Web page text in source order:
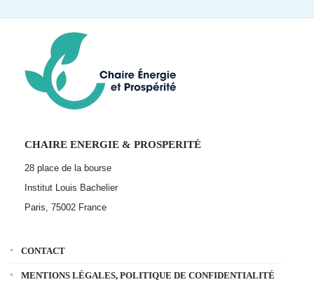
CHAIRE ENERGIE & PROSPERITÉ
28 place de la bourse
Institut Louis Bachelier
Paris, 75002 France
CONTACT
MENTIONS LÉGALES, POLITIQUE DE CONFIDENTIALITÉ